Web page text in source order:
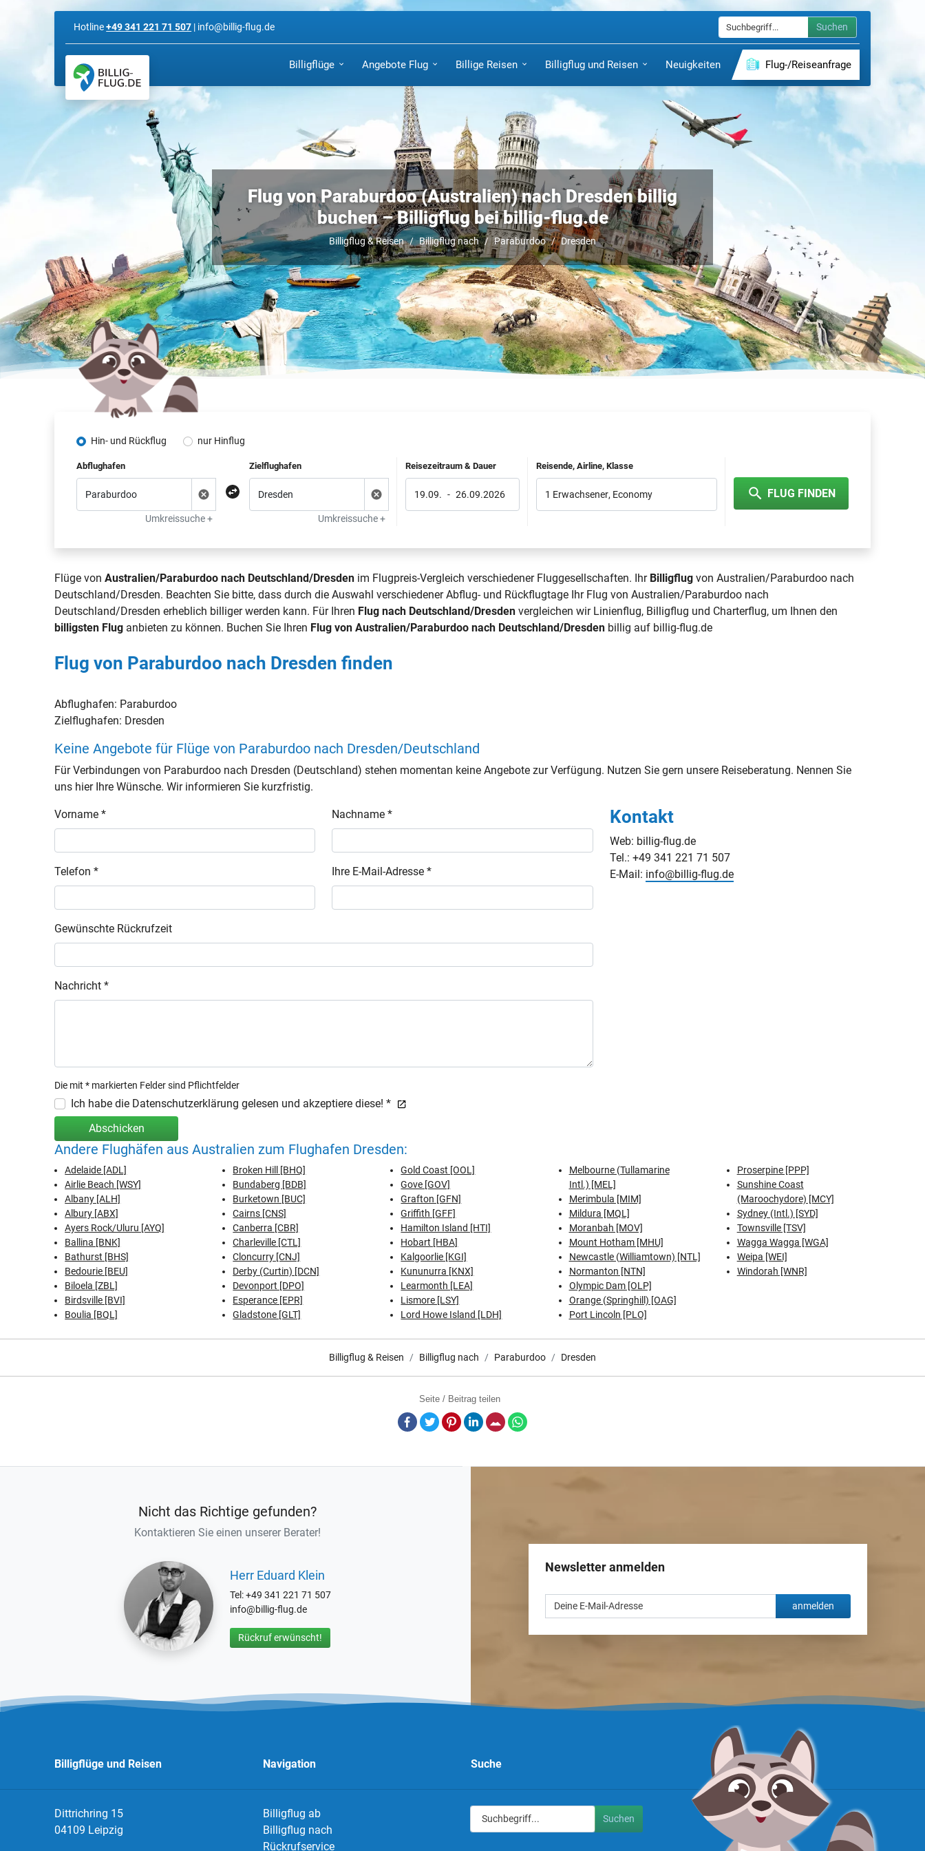
Hotline+49 341 221 71 507 | info@billig-flug.de Suchen
Billigflüge Angebote Flug Billige Reisen Billigflug und Reisen Neuigkeiten Flug-/Reiseanfrage
Flug von Paraburdoo (Australien) nach Dresden billig
buchen – Billigflug bei billig-flug.de
Billigflug & Reisen Billigflug nach Paraburdoo Dresden
Hin- und Rückflug nur Hinflug
Abflughafen
Umkreissuche +
Zielflughafen
Umkreissuche +
Reisezeitraum & Dauer
19.09. - 26.09.2026
Reisende, Airline, Klasse
1 Erwachsener, Economy FLUG FINDEN
Flüge vonAustralien/Paraburdoo nach Deutschland/Dresden im Flugpreis-Vergleich verschiedener Fluggesellschaften. Ihr Billigflug von Australien/Paraburdoo nach
Deutschland/Dresden. Beachten Sie bitte, dass durch die Auswahl verschiedener Abflug- und Rückflugtage Ihr Flug von Australien/Paraburdoo nach
Deutschland/Dresden erheblich billiger werden kann. Für Ihren Flug nach Deutschland/Dresden vergleichen wir Linienflug, Billigflug und Charterflug, um Ihnen den
billigsten Flug anbieten zu können. Buchen Sie Ihren Flug von Australien/Paraburdoo nach Deutschland/Dresden billig auf billig-flug.de
Flug von Paraburdoo nach Dresden finden
Abflughafen: Paraburdoo
Zielflughafen: Dresden
Keine Angebote für Flüge von Paraburdoo nach Dresden/Deutschland
Für Verbindungen von Paraburdoo nach Dresden (Deutschland) stehen momentan keine Angebote zur Verfügung. Nutzen Sie gern unsere Reiseberatung. Nennen Sie
uns hier Ihre Wünsche. Wir informieren Sie kurzfristig.
Vorname * Nachname *
Telefon * Ihre E-Mail-Adresse *
Gewünschte Rückrufzeit
Nachricht *
Die mit * markierten Felder sind Pflichtfelder
Ich habe die Datenschutzerklärung gelesen und akzeptiere diese! *
Abschicken
Kontakt
Web: billig-flug.de
Tel.: +49 341 221 71 507
E-Mail: info@billig-flug.de
Andere Flughäfen aus Australien zum Flughafen Dresden:
Adelaide [ADL]
Airlie Beach [WSY]
Albany [ALH]
Albury [ABX]
Ayers Rock/Uluru [AYQ]
Ballina [BNK]
Bathurst [BHS]
Bedourie [BEU]
Biloela [ZBL]
Birdsville [BVI]
Boulia [BQL]
Broken Hill [BHQ]
Bundaberg [BDB]
Burketown [BUC]
Cairns [CNS]
Canberra [CBR]
Charleville [CTL]
Cloncurry [CNJ]
Derby (Curtin) [DCN]
Devonport [DPO]
Esperance [EPR]
Gladstone [GLT]
Gold Coast [OOL]
Gove [GOV]
Grafton [GFN]
Griffith [GFF]
Hamilton Island [HTI]
Hobart [HBA]
Kalgoorlie [KGI]
Kununurra [KNX]
Learmonth [LEA]
Lismore [LSY]
Lord Howe Island [LDH]
Melbourne (Tullamarine
Intl.) [MEL]
Merimbula [MIM]
Mildura [MQL]
Moranbah [MOV]
Mount Hotham [MHU]
Newcastle (Williamtown) [NTL]
Normanton [NTN]
Olympic Dam [OLP]
Orange (Springhill) [OAG]
Port Lincoln [PLO]
Proserpine [PPP]
Sunshine Coast
(Maroochydore) [MCY]
Sydney (Intl.) [SYD]
Townsville [TSV]
Wagga Wagga [WGA]
Weipa [WEI]
Windorah [WNR]
Billigflug & Reisen Billigflug nach Paraburdoo Dresden
Seite / Beitrag teilen
Facebook
TwitterPinterestLinkedInE-Mail
Nicht das Richtige gefunden?
Kontaktieren Sie einen unserer Berater!
Herr Eduard Klein
Tel: +49 341 221 71 507
info@billig-flug.de
Rückruf erwünscht!
Newsletter anmelden
anmelden
Billigflüge und Reisen
Dittrichring 15
04109 Leipzig
Navigation
Billigflug ab
Billigflug nach
Rückrufservice
Suche
Suchen